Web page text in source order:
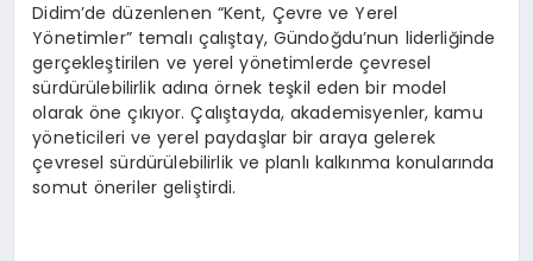
Didim’de düzenlenen “Kent, Çevre ve Yerel
Yönetimler” temalı çalıştay, Gündoğdu’nun liderliğinde
gerçekleştirilen ve yerel yönetimlerde çevresel
sürdürülebilirlik adına örnek teşkil eden bir model
olarak öne çıkıyor. Çalıştayda, akademisyenler, kamu
yöneticileri ve yerel paydaşlar bir araya gelerek
çevresel sürdürülebilirlik ve planlı kalkınma konularında
somut öneriler geliştirdi.